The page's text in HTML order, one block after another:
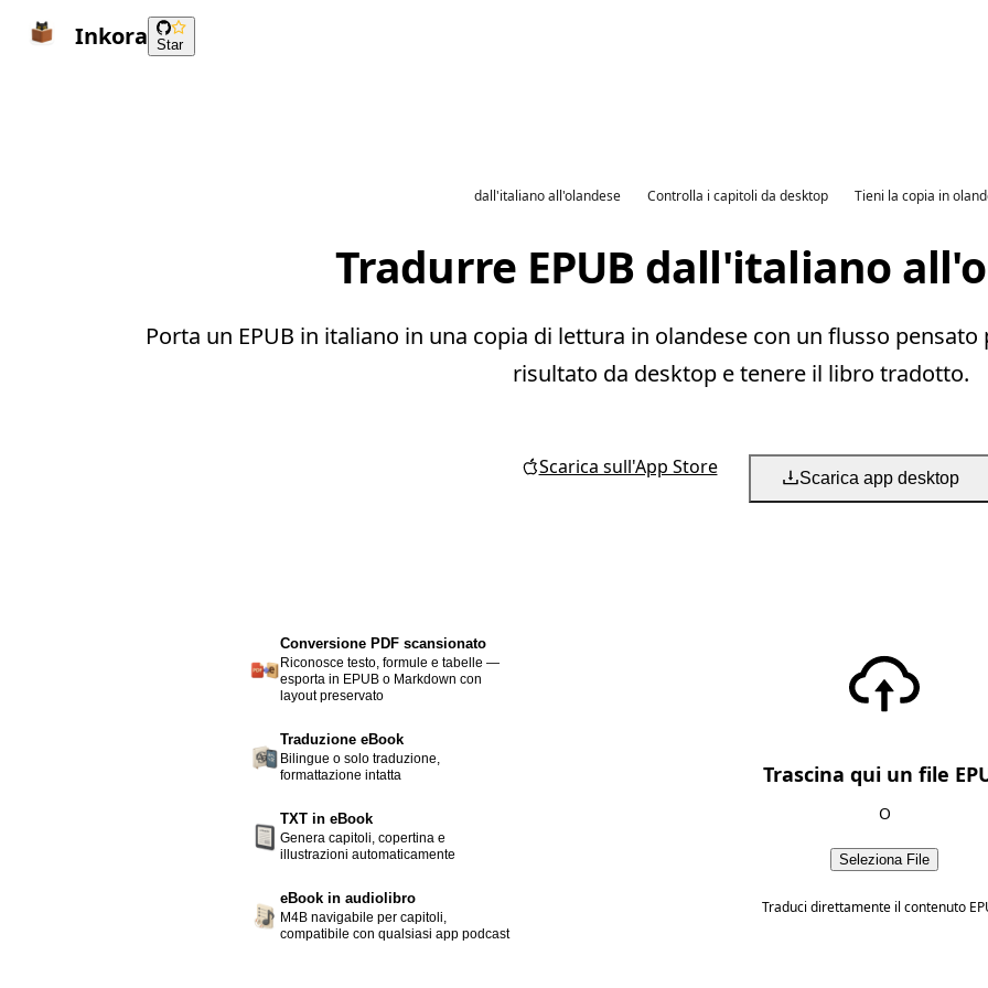
Inkora Star
dall'italiano all'olandese Controlla i capitoli da desktop Tieni la copia in
Tradurre EPUB dall'italiano
Porta un EPUB in italiano in una copia di lettura in olandese con un flusso
risultato da desktop e tenere il libro tradotto.
Scarica sull'App Store Scarica app desktop
Conversione PDF scansionato
Riconosce testo, formule e tabelle —
esporta in EPUB o Markdown con
layout preservato
Traduzione eBook
Bilingue o solo traduzione,
formattazione intatta
TXT in eBook
Genera capitoli, copertina e
illustrazioni automaticamente
eBook in audiolibro
M4B navigabile per capitoli,
compatibile con qualsiasi app podcast
Trascina qui un file
O
Seleziona File
Traduci direttamente il contenuto